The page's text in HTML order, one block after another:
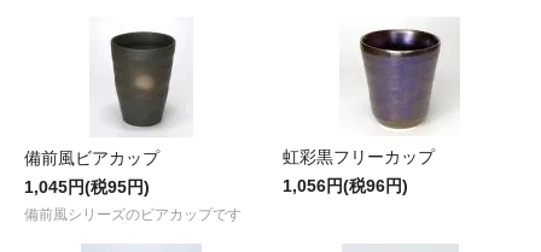
備前風ビアカップ
1,045円(税95円)
備前風シリーズのビアカップです
虹彩黒フリーカップ
1,056円(税96円)